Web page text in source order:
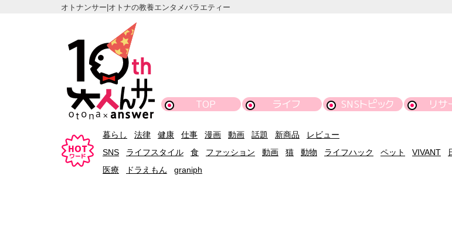
オトナンサー|オトナの教養エンタメバラエティー
TOP ライフ SNSトピック リサ
暮らし 法律 健康 仕事 漫画 動画 話題 新商品
レビュー
SNS
ライフスタイル 食 ファッション 動画 猫 動物 ライフハック ペット VIVANT
医療
ドラえもん graniph